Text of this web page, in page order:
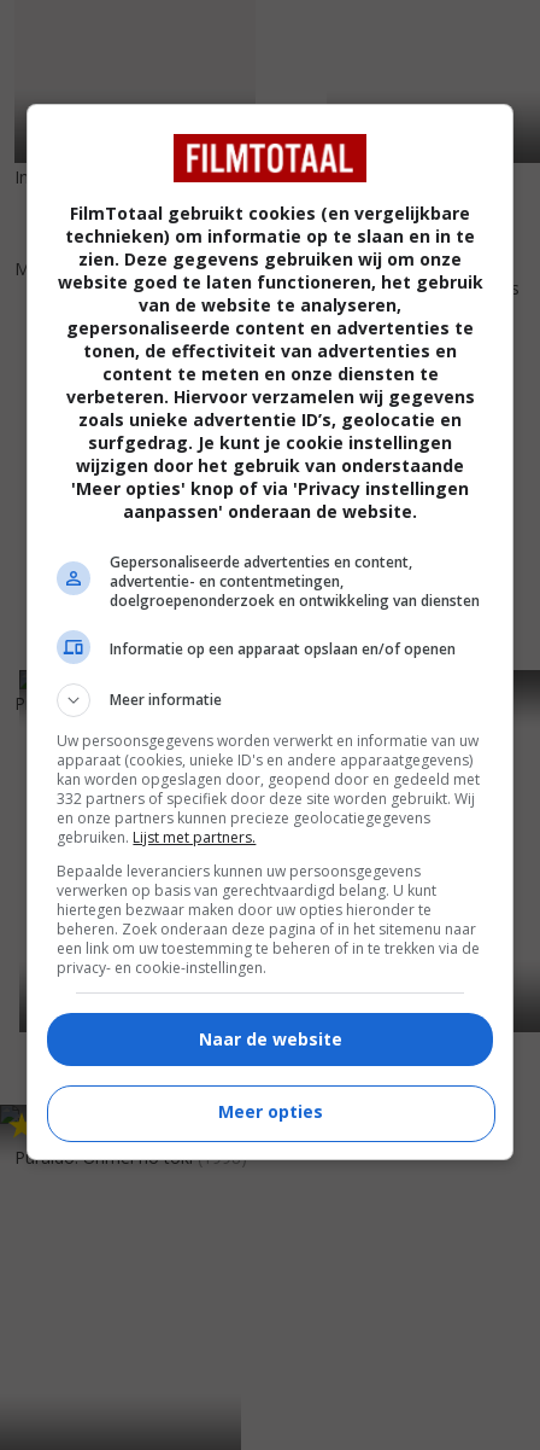
In Focus
2,6
Mega Piranha (2010) 2,8
Mega Shark vs. Giant Octopus
(2009)
2,8
Princess of Mars (2009)
5,
Puraido: Unmei no toki (1998)
FilmTotaal gebruikt cookies (en vergelijkbare
technieken) om informatie op te slaan en in te
zien. Deze gegevens gebruiken wij om onze
website goed te laten functioneren, het gebruik
van de website te analyseren,
gepersonaliseerde content en advertenties te
tonen, de effectiviteit van advertenties en
content te meten en onze diensten te
verbeteren. Hiervoor verzamelen wij gegevens
zoals unieke advertentie ID’s, geolocatie en
surfgedrag. Je kunt je cookie instellingen
wijzigen door het gebruik van onderstaande
'Meer opties' knop of via 'Privacy instellingen
aanpassen' onderaan de website.
Gepersonaliseerde advertenties en content,
advertentie- en contentmetingen,
doelgroepenonderzoek en ontwikkeling van diensten
Informatie op een apparaat opslaan en/of openen
Meer informatie
Uw persoonsgegevens worden verwerkt en informatie van uw
apparaat (cookies, unieke ID's en andere apparaatgegevens)
kan worden opgeslagen door, geopend door en gedeeld met
332 partners of specifiek door deze site worden gebruikt. Wij
en onze partners kunnen precieze geolocatiegegevens
gebruiken. Lijst met partners.
Bepaalde leveranciers kunnen uw persoonsgegevens
verwerken op basis van gerechtvaardigd belang. U kunt
hiertegen bezwaar maken door uw opties hieronder te
beheren. Zoek onderaan deze pagina of in het sitemenu naar
een link om uw toestemming te beheren of in te trekken via de
privacy- en cookie-instellingen.
Naar de website
Meer opties